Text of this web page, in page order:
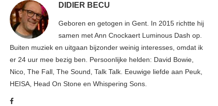
DIDIER BECU
Geboren en getogen in Gent. In 2015 richtte hij
samen met Ann Cnockaert Luminous Dash op.
Buiten muziek en uitgaan bijzonder weinig interesses, omdat ik
er 24 uur mee bezig ben. Persoonlijke helden: David Bowie,
Nico, The Fall, The Sound, Talk Talk. Eeuwige liefde aan Peuk,
HEISA, Head On Stone en Whispering Sons.